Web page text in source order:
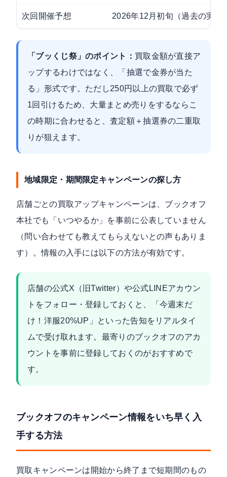
次回開催予想 2026年12月初旬（過去の実績
「ブッくじ祭」のポイント： 買取金額が直接ア
ップするわけではなく、「抽選で金券が当た
る」形式です。ただし250円以上の買取で必ず
1回引けるため、大量まとめ売りをするならこ
の時期に合わせると、査定額＋抽選券の二重取
りが狙えます。
地域限定・期間限定キャンペーンの探し方
店舗ごとの買取アップキャンペーンは、ブックオフ
本社でも「いつやるか」を事前に公表していません
（問い合わせても教えてもらえないとの声もありま
す）。情報の入手には以下の方法が有効です。
店舗の公式X（旧Twitter）や公式LINEアカウン
トをフォロー・登録しておくと、「今週末だ
け！洋服20%UP」といった告知をリアルタイ
ムで受け取れます。最寄りのブックオフのアカ
ウントを事前に登録しておくのがおすすめで
す。
ブックオフのキャンペーン情報をいち早く入
手する方法
買取キャンペーンは開始から終了まで短期間のもの